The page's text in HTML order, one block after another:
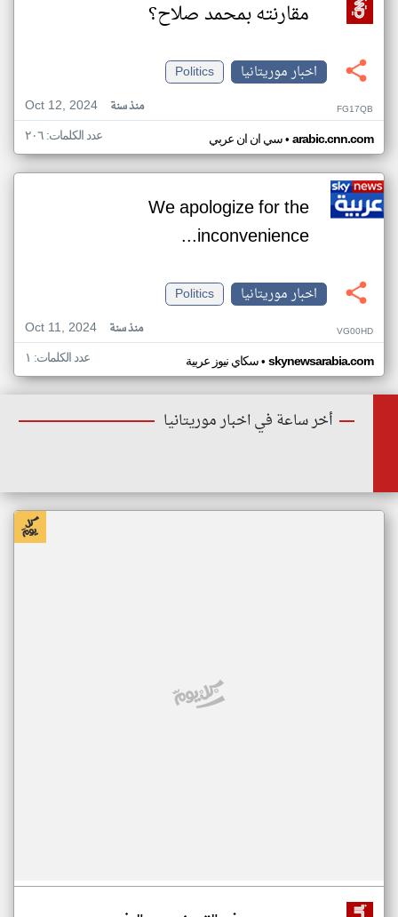
مقارنته بمحمد صلاح؟
اخبار موريتانيا
Politics
Oct 12, 2024
منذ سنة FG17QB
سي ان ان عربي• arabic.cnn.com عدد الكلمات: ٢٠٦
We apologize for the
inconvenience...
اخبار موريتانيا
Politics
Oct 11, 2024
منذ سنة VG00HD
سكاي نيوز عربية• skynewsarabia.com عدد الكلمات: ١
أخر ساعة في اخبار موريتانيا